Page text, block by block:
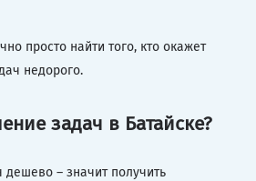
просто найти того, кто окажет
недорого.
задач в Батайске?
дешево – значит получить